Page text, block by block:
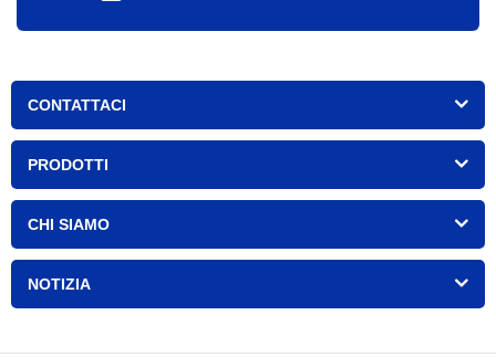
CONTATTACI
PRODOTTI
CHI SIAMO
NOTIZIA